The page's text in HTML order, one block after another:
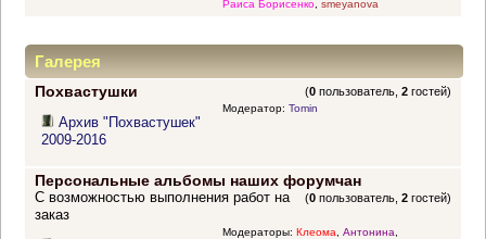
Раиса Борисенко, smeyanova
Галерея
Похвастушки (0 пользователь,2 гостей)
Архив "Похвастушек"
2009-2016
Модератор: Tomin
Персональные альбомы наших форумчан
(0 пользователь,2 гостей)
С возможностью выполнения работ на
заказ
Модераторы: Клеома, Антонина,